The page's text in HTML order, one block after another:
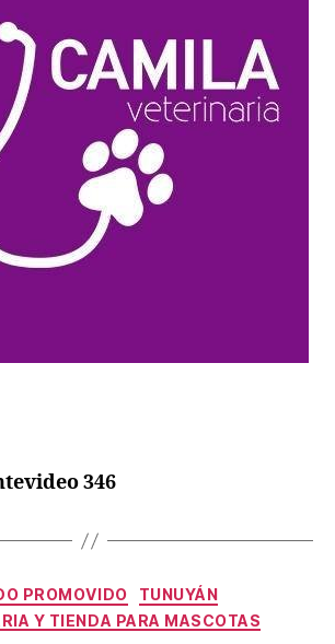
346
PROMOVIDO
TUNUYÁN
Y TIENDA PARA MASCOTAS